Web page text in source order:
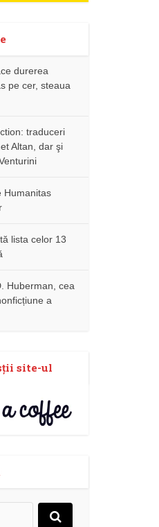
durerea
pe cer, steaua
traduceri
Altan, dar şi
Humanitas
lista celor 13
Huberman, cea
a
site-ul